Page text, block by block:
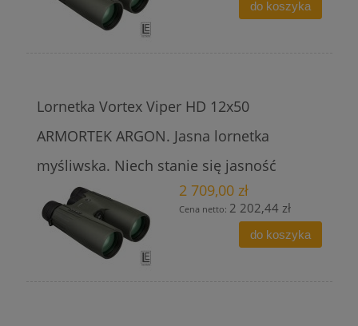
do koszyka
Lornetka Vortex Viper HD 12x50
ARMORTEK ARGON. Jasna lornetka
myśliwska. Niech stanie się jasność
2 709,00 zł
Cena netto: 2 202,44 zł
do koszyka